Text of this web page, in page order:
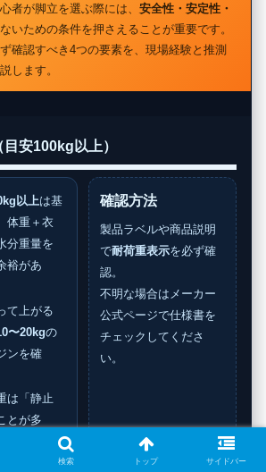
者が脚立を選ぶ際には、 安全性・安定性・
いための条件を押さえることが重要です。
確認すべき4つの要素を、現場経験と推測
します。
安100kg以上）
以上は基
体重＋衣
分重量を
裕があ
て上がる
〜20kgの
ンを確
は「静止
とが多
の衝撃
の負荷が
確認方法
製品ラベルや商品説明
で耐荷重表示を必ず確
認。
不明な場合はメーカー
公式ページで仕様書を
チェックしてくださ
い。
検索 トップ サイドバー